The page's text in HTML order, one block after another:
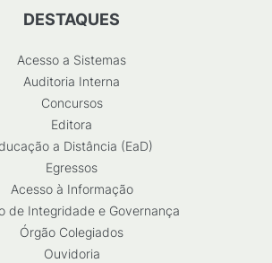
DESTAQUES
Acesso a Sistemas
Auditoria Interna
Concursos
Editora
a Distância (EaD)
Egressos
Acesso à Informação
de Integridade e Governança
Órgão Colegiados
Ouvidoria